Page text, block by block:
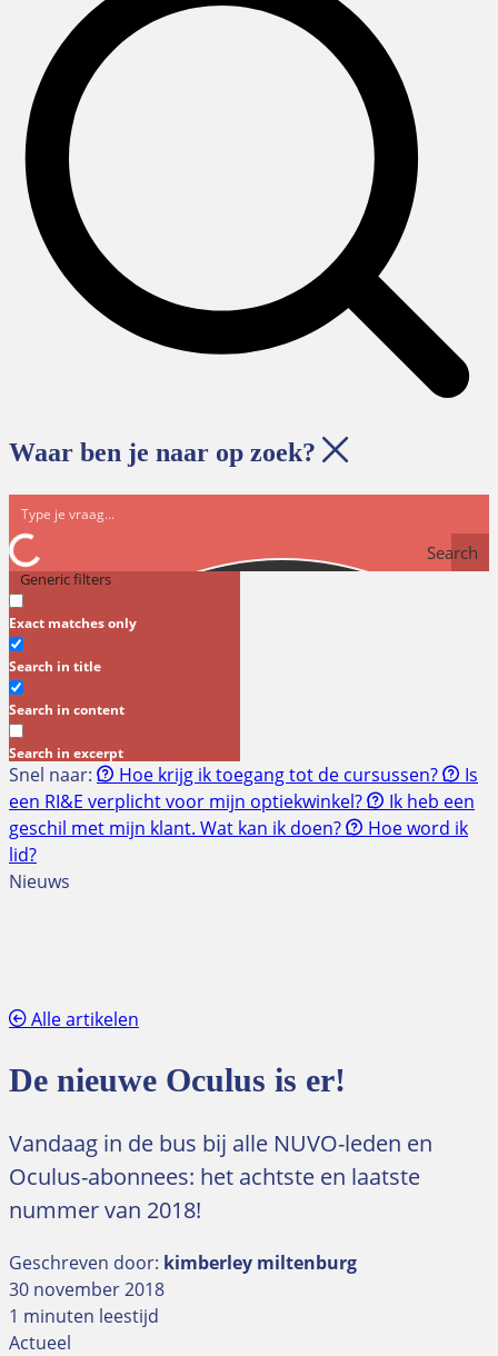
Waar ben je naar op zoek?
Search
Generic filters
Exact matches only
Search in title
Search in content
Search in excerpt
Snel naar: Hoe krijg ik toegang tot de cursussen?
Is
een RI&E verplicht voor mijn optiekwinkel?
Ik heb een
geschil met mijn klant. Wat kan ik doen?
Hoe word ik
lid?
Nieuws
Alle artikelen
De nieuwe Oculus is er!
Vandaag in de bus bij alle NUVO-leden en
Oculus-abonnees: het achtste en laatste
nummer van 2018!
Geschreven door: kimberley miltenburg
30 november 2018
1 minuten leestijd
Actueel